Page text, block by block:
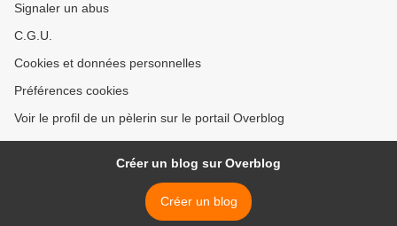
Signaler un abus
C.G.U.
Cookies et données personnelles
Préférences cookies
Voir le profil de un pèlerin sur le portail Overblog
Créer un blog sur Overblog
Créer un blog